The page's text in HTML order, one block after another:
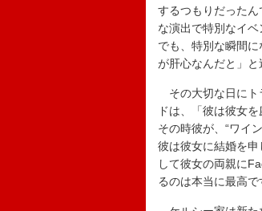
するつもりだった
な演出で特別なイ
でも、特別な瞬間
が肝心なんだと」と
その大切な日にト
ドは、「彼は彼女
その時彼が、“ワイ
彼は彼女に結婚を
して彼女の両親に
るのは本当に最高で